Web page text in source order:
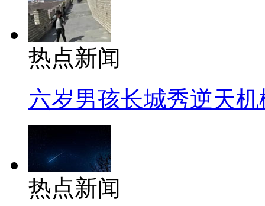
热点新闻
六岁男孩长城秀逆天机
热点新闻